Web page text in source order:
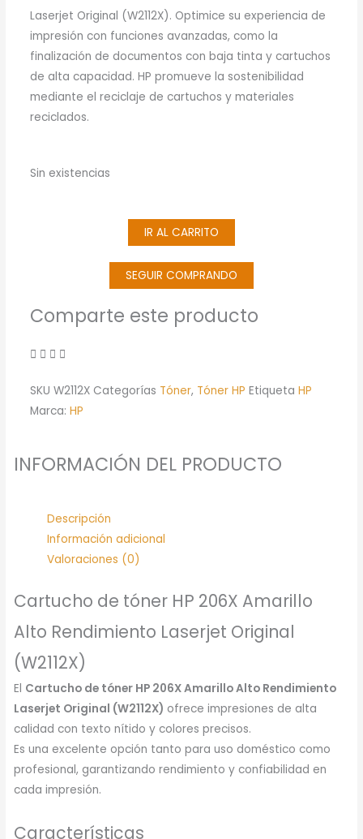
Laserjet Original (W2112X). Optimice su experiencia de
impresión con funciones avanzadas, como la
finalización de documentos con baja tinta y cartuchos
de alta capacidad. HP promueve la sostenibilidad
mediante el reciclaje de cartuchos y materiales
reciclados.
Sin existencias
IR AL CARRITO
SEGUIR COMPRANDO
Comparte este producto
SKUW2112X Categorías Tóner, Tóner HP Etiqueta HP
Marca:HP
INFORMACIÓN DEL PRODUCTO
Descripción
Información adicional
Valoraciones (0)
Cartucho de tóner HP 206X Amarillo
Alto Rendimiento Laserjet Original
(W2112X)
El Cartucho de tóner HP 206X Amarillo Alto Rendimiento
Laserjet Original (W2112X) ofrece impresiones de alta
calidad con texto nítido y colores precisos.
Es una excelente opción tanto para uso doméstico como
profesional, garantizando rendimiento y confiabilidad en
cada impresión.
Características